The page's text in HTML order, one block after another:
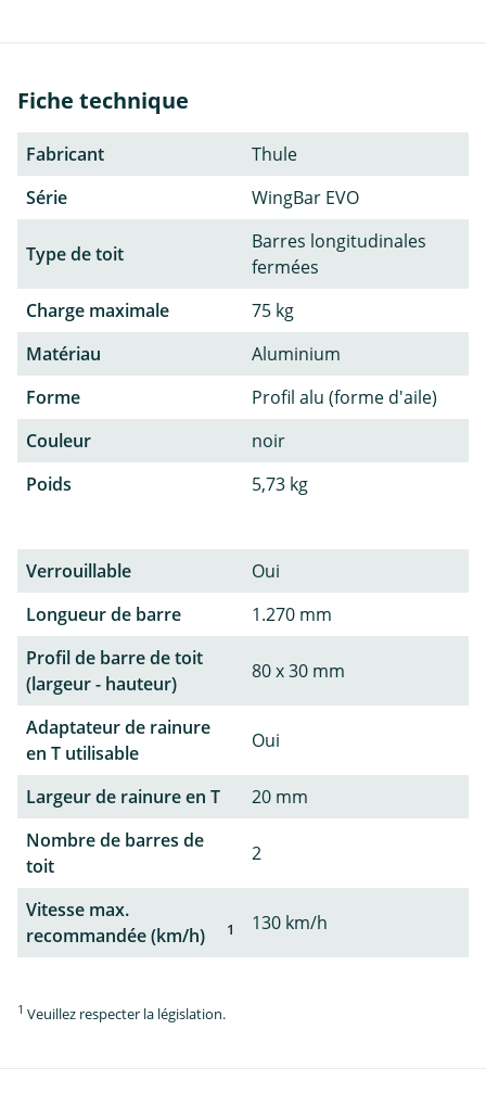
Fiche technique
Fabricant
Thule
Série
WingBar EVO
Type de toit
Barres longitudinales
fermées
Charge maximale
75 kg
Matériau
Aluminium
Forme
Profil alu (forme d'aile)
Couleur
noir
Poids
5,73 kg
Verrouillable
Oui
Longueur de barre
1.270 mm
Profil de barre de toit
(largeur - hauteur)
80 x 30 mm
Adaptateur de rainure
en T utilisable
Oui
Largeur de rainure en T
20 mm
Nombre de barres de
toit
2
Vitesse max.
recommandée (km/h)
1 130 km/h
1 Veuillez respecter la législation.